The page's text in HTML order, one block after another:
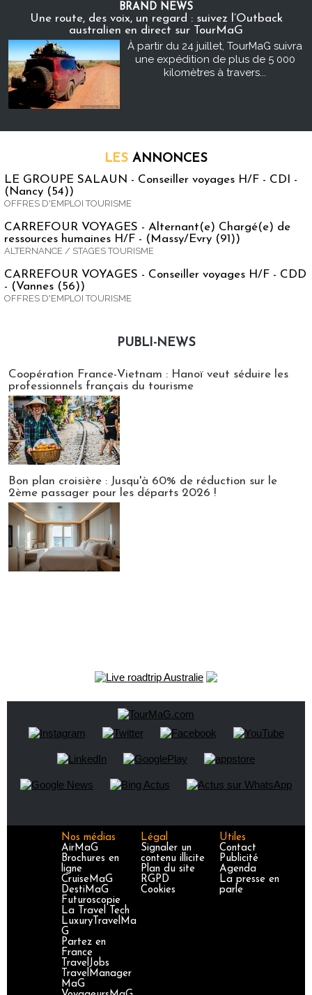
BRAND NEWS
Une route, des voix, un regard : suivez l’Outback
australien en direct sur TourMaG
À partir du 24 juillet, TourMaG suivra
une expédition de plus de 5 000
kilomètres à travers...
LES ANNONCES
LE GROUPE SALAUN - Conseiller voyages H/F - CDI -
(Nancy (54))
OFFRES D'EMPLOI TOURISME
CARREFOUR VOYAGES - Alternant(e) Chargé(e) de
ressources humaines H/F - (Massy/Evry (91))
ALTERNANCE / STAGES TOURISME
CARREFOUR VOYAGES - Conseiller voyages H/F - CDD
- (Vannes (56))
OFFRES D'EMPLOI TOURISME
PUBLI-NEWS
Coopération France-Vietnam : Hanoï veut séduire les
professionnels français du tourisme
Bon plan croisière : Jusqu'à 60% de réduction sur le
2ème passager pour les départs 2026 !
Nos médias
AirMaG
Brochures en
ligne
CruiseMaG
DestiMaG
Futuroscopie
La Travel Tech
LuxuryTravelMa
G
Partez en
France
TravelJobs
TravelManager
MaG
Légal
Signaler un
contenu illicite
Plan du site
RGPD
Cookies
Utiles
Contact
Publicité
Agenda
La presse en
parle